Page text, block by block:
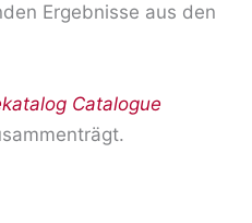
Ergebnisse aus den
Catalogue